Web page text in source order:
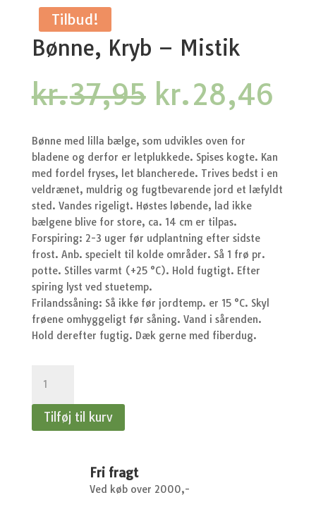
Tilbud!
Bønne, Kryb – Mistik
kr.37,95 Den
oprindelige
pris
var:
kr.37,95.
kr.28,46
Bønne med lilla bælge, som udvikles oven for
bladene og derfor er letplukkede. Spises kogte. Kan
med fordel fryses, let blancherede. Trives bedst i en
veldrænet, muldrig og fugtbevarende jord et læfyldt
sted. Vandes rigeligt. Høstes løbende, lad ikke
bælgene blive for store, ca. 14 cm er tilpas.
Forspiring: 2-3 uger før udplantning efter sidste
frost. Anb. specielt til kolde områder. Så 1 frø pr.
potte. Stilles varmt (+25 °C). Hold fugtigt. Efter
spiring lyst ved stuetemp.
Frilandssåning: Så ikke før jordtemp. er 15 °C. Skyl
frøene omhyggeligt før såning. Vand i sårenden.
Hold derefter fugtig. Dæk gerne med fiberdug.
Kryb
-
Mistik
Tilføj til kurv
Fri fragt
Ved køb over 2000,-